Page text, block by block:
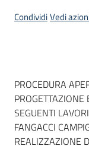
CondividiVedi
Dati del
PROCEDURA
SEGUENTI
FANGACCI
REALIZZAZIONE